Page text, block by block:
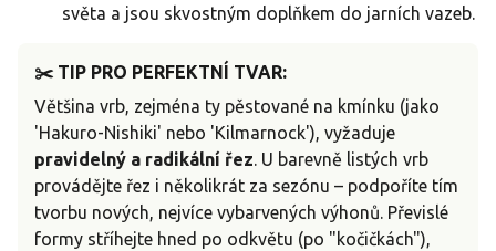
světa a jsou skvostným doplňkem do jarních vazeb.
✂️ TIP PRO PERFEKTNÍ TVAR:
Většina vrb, zejména ty pěstované na kmínku (jako
'Hakuro-Nishiki' nebo 'Kilmarnock'), vyžaduje
pravidelný a radikální řez. U barevně listých vrb
provádějte řez i několikrát za sezónu – podpoříte tím
tvorbu nových, nejvíce vybarvených výhonů. Převislé
formy stříhejte hned po odkvětu (po "kočičkách"),